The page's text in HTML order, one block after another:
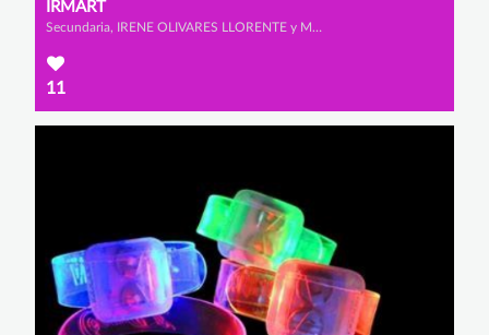
IRMART
Secundaria, IRENE OLIVARES LLORENTE y MARTINA ECHEVERRÍA SÁNCHEZ
11